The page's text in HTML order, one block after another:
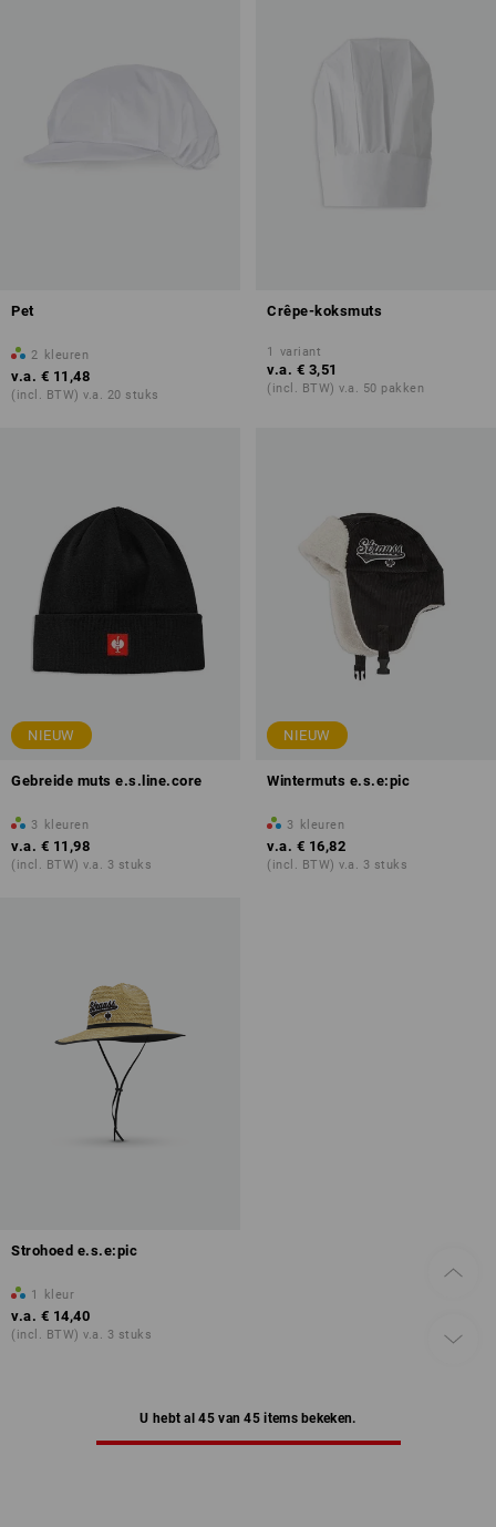
Pet
2 kleuren
v.a. € 11,48
(incl. BTW) v.a. 20 stuks
Crêpe-koksmuts
1 variant
v.a. € 3,51
(incl. BTW) v.a. 50 pakken
NIEUW
Gebreide muts e.s.line.core
3 kleuren
v.a. € 11,98
(incl. BTW) v.a. 3 stuks
NIEUW
Wintermuts e.s.e:pic
3 kleuren
v.a. € 16,82
(incl. BTW) v.a. 3 stuks
Strohoed e.s.e:pic
1 kleur
v.a. € 14,40
(incl. BTW) v.a. 3 stuks
U hebt al 45 van 45 items bekeken.